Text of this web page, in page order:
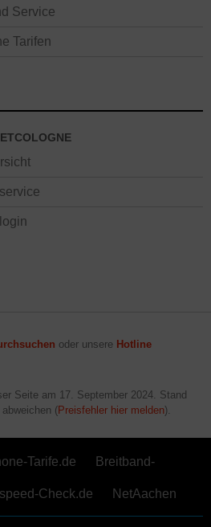
Service
Tarifen
oder unsere Hotline
Seite am 17. September 2024. Stand
(Preisfehler hier melden).
Tarife.de Breitband-
Check.de NetAachen